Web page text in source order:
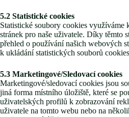
5.2 Statistické cookies
Statistické soubory cookies využíváme
stránek pro naše uživatele. Díky těmto
přehled o používání našich webových
k ukládání statistických souborů
5.3 Marketingové/Sledovací cookies
Marketingové/sledovací cookies jsou
jiná forma místního úložiště, které se
uživatelských profilů k zobrazování
uživatele na tomto webu nebo na